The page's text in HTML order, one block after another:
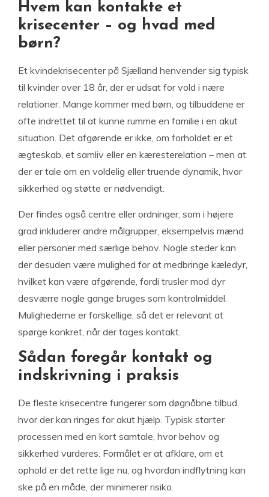
Hvem kan kontakte et
krisecenter – og hvad med
børn?
Et kvindekrisecenter på Sjælland henvender sig typisk
til kvinder over 18 år, der er udsat for vold i nære
relationer. Mange kommer med børn, og tilbuddene er
ofte indrettet til at kunne rumme en familie i en akut
situation. Det afgørende er ikke, om forholdet er et
ægteskab, et samliv eller en kæresterelation – men at
der er tale om en voldelig eller truende dynamik, hvor
sikkerhed og støtte er nødvendigt.
Der findes også centre eller ordninger, som i højere
grad inkluderer andre målgrupper, eksempelvis mænd
eller personer med særlige behov. Nogle steder kan
der desuden være mulighed for at medbringe kæledyr,
hvilket kan være afgørende, fordi trusler mod dyr
desværre nogle gange bruges som kontrolmiddel.
Mulighederne er forskellige, så det er relevant at
spørge konkret, når der tages kontakt.
Sådan foregår kontakt og
indskrivning i praksis
De fleste krisecentre fungerer som døgnåbne tilbud,
hvor der kan ringes for akut hjælp. Typisk starter
processen med en kort samtale, hvor behov og
sikkerhed vurderes. Formålet er at afklare, om et
ophold er det rette lige nu, og hvordan indflytning kan
ske på en måde, der minimerer risiko.